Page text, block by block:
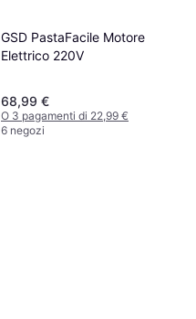
GSD PastaFacile Motore
Elettrico 220V
68,99 €
O 3 pagamenti di 22,99 €
6 negozi